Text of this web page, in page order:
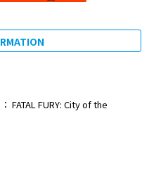
FATAL FURY: City of the